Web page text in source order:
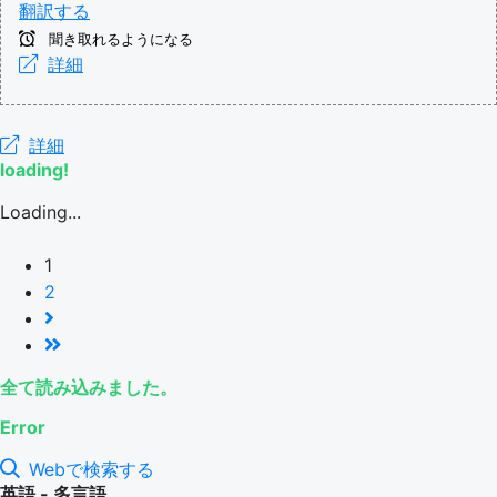
翻訳する
聞き取れるようになる
詳細
詳細
loading!
Loading...
1
2
全て読み込みました。
Error
Webで検索する